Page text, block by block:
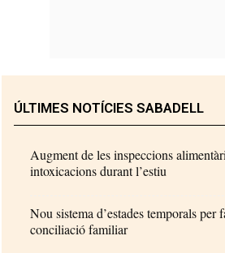
ÚLTIMES NOTÍCIES SABADELL
Augment de les inspeccions
intoxicacions durant l’estiu
Nou sistema d’estades temporals per
conciliació familiar